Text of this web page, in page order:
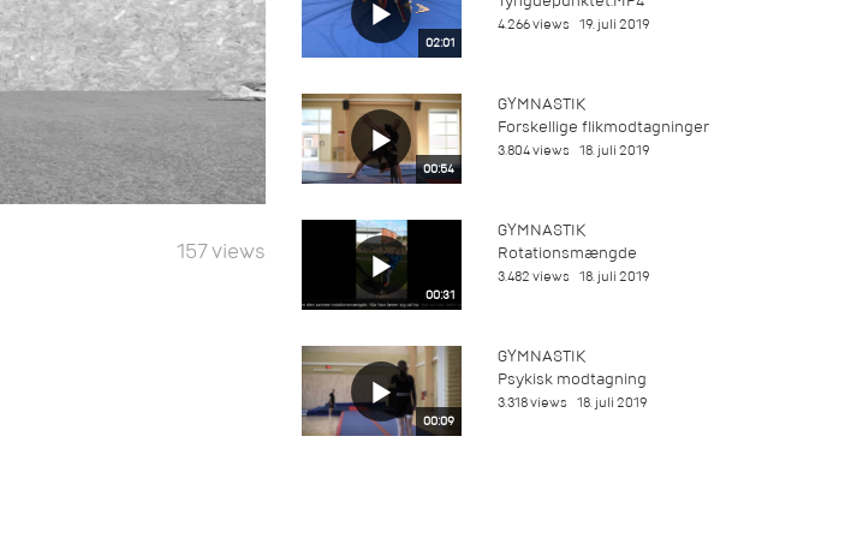
157 views
02:01
4.266 views 19. juli 2019
00:54
GYMNASTIK
Forskellige flikmodtagninger
3.804 views 18. juli 2019
00:31
GYMNASTIK
Rotationsmængde
3.482 views 18. juli 2019
00:09
GYMNASTIK
Psykisk modtagning
3.318 views 18. juli 2019